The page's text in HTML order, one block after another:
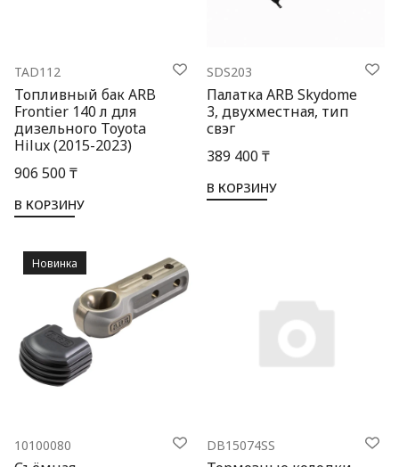
TAD112
Топливный бак ARB
Frontier 140 л для
дизельного Toyota
Hilux (2015-2023)
906 500 ₸
В КОРЗИНУ
SDS203
Палатка ARB Skydome
3, двухместная, тип
свэг
389 400 ₸
В КОРЗИНУ
10100080
Новинка
DB15074SS